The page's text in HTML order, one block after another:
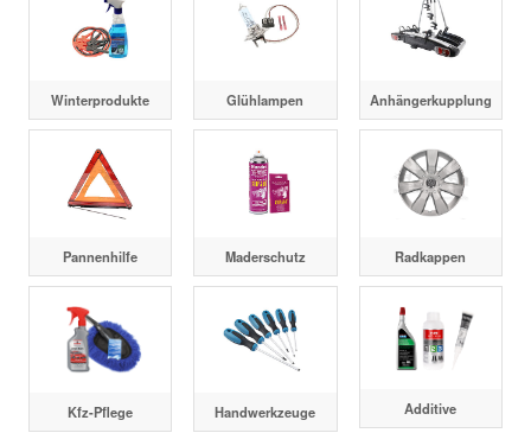
Winterprodukte Glühlampen Anhängerkupplung
Pannenhilfe Maderschutz Radkappen
Kfz-Pflege Handwerkzeuge Additive